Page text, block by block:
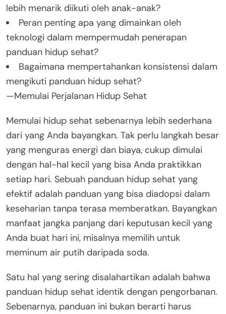
lebih menarik diikuti oleh anak-anak?
Peran penting apa yang dimainkan oleh
teknologi dalam mempermudah penerapan
panduan hidup sehat?
Bagaimana mempertahankan konsistensi dalam
mengikuti panduan hidup sehat?
—Memulai Perjalanan Hidup Sehat
Memulai hidup sehat sebenarnya lebih sederhana
dari yang Anda bayangkan. Tak perlu langkah besar
yang menguras energi dan biaya, cukup dimulai
dengan hal-hal kecil yang bisa Anda praktikkan
setiap hari. Sebuah panduan hidup sehat yang
efektif adalah panduan yang bisa diadopsi dalam
keseharian tanpa terasa memberatkan. Bayangkan
manfaat jangka panjang dari keputusan kecil yang
Anda buat hari ini, misalnya memilih untuk
meminum air putih daripada soda.
Satu hal yang sering disalahartikan adalah bahwa
panduan hidup sehat identik dengan pengorbanan.
Sebenarnya, panduan ini bukan berarti harus